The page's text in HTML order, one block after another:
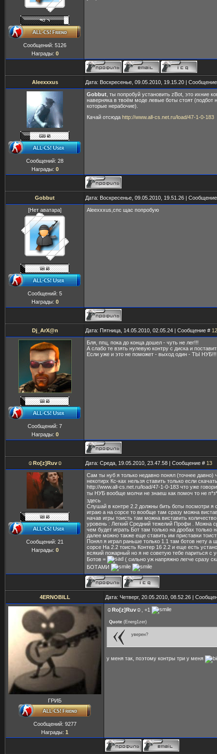
Сообщений: 5126
Награды: 0
Aleexxxus Дата: Воскресенье, 09.05.2010, 19.15.20 |
Сообщений: 28
Награды: 0
Gobbut , ты попробуй установить zBot, это ихние
наверняка в твоём моде левые боты стоят (подбот
которые нерабочие).
Качай отсюда http://www.all-cs.net.ru/load/47-1-0-183
Gobbut Дата: Воскресенье, 09.05.2010, 19.51.26 |
[Нет аватара]
Сообщений: 5
Награды: 0
Aleexxxus,спс щас попробую
Dj_ArX@n Дата: Пятница, 14.05.2010, 02.05.24 | Сообщение # 12
Сообщений: 7
Награды: 0
Бля, ппц, пока до конца дошел - чуть не лег!!!
А слабо те взять нулевую контру с диска и
Если уже и это не поможет - выход один - ТЫ НУБ!!!
☺Ro[z]Ruv☺ Дата: Среда, 19.05.2010, 23.47.58 | Сообщение # 13
Сообщений: 21
Награды: 0
Сам ты нуб я только недавно понял (точнее давно)
некотирх Кс-ках нельзя ставить только если
http://www.all-cs.net.ru/load/47-1-0-183 что уже
ты НУБ вообще молчи не знаеш как помоч то не
здесь
Слушай в контре 2.2 должны бить боты посмотри я
играю а на сорсе то вообще там сразу можна
начав игры тоисть там можна виставить
уровень : Легкий Средний тежелий Профи . Можна
чем будет играть Бот там только на дробах только
далее можно также еще ставить им приставки
Понял я играл раньше только 1.1 там ботов нету а
сорсе На 2.2 тоисть Контер 16 2.2 и еще есть
всякий пожарный но я не советую тебе париться с
Ботов =
( сильно уж напряжно легче сразу
БОТАМИ
4ERNOBILL Дата: Четверг, 20.05.2010, 08.52.26 |
ГРИБ
Сообщений: 9277
Награды: 1
☺Ro[z]Ruv☺ , +1
Quote (Energ1zer)
уверен?
у меня так, поэтому контры три у меня